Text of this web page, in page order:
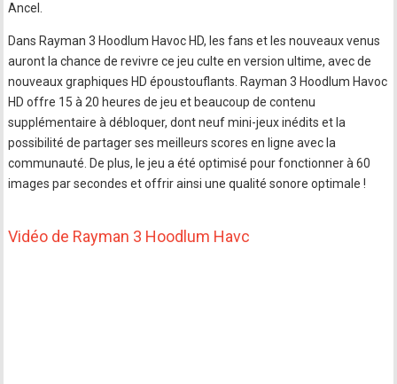
Ancel.
Dans Rayman 3 Hoodlum Havoc HD, les fans et les nouveaux venus
auront la chance de revivre ce jeu culte en version ultime, avec de
nouveaux graphiques HD époustouflants. Rayman 3 Hoodlum Havoc
HD offre 15 à 20 heures de jeu et beaucoup de contenu
supplémentaire à débloquer, dont neuf mini-jeux inédits et la
possibilité de partager ses meilleurs scores en ligne avec la
communauté. De plus, le jeu a été optimisé pour fonctionner à 60
images par secondes et offrir ainsi une qualité sonore optimale !
Vidéo de Rayman 3 Hoodlum Havc